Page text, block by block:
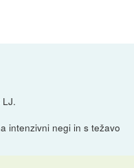
LJ.
intenzivni negi in s težavo